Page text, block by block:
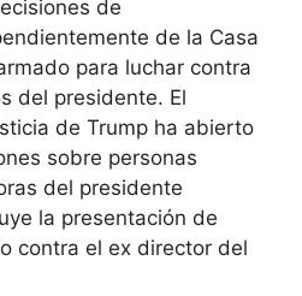
de
de la Casa
para luchar contra
del presidente. El
de Trump ha abierto
sobre personas
del presidente
la presentación de
contra el ex director del